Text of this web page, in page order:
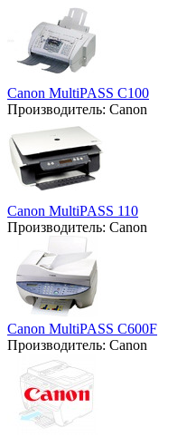
Canon MultiPASS C100
Производитель: Canon
Canon MultiPASS 110
Производитель: Canon
Canon MultiPASS C600F
Производитель: Canon